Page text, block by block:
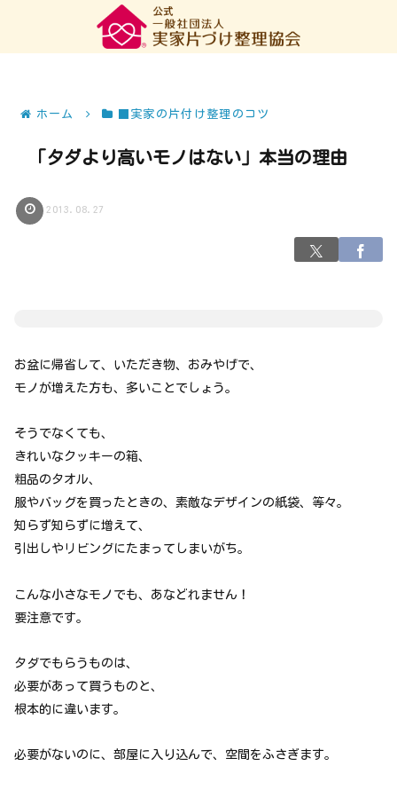
ホーム ■実家の片付け整理のコツ
「タダより高いモノはない」本当の理由
2013.08.27
お盆に帰省して、いただき物、おみやげで、
モノが増えた方も、多いことでしょう。
そうでなくても、
きれいなクッキーの箱、
粗品のタオル、
服やバッグを買ったときの、素敵なデザインの紙袋、等々。
知らず知らずに増えて、
引出しやリビングにたまってしまいがち。
こんな小さなモノでも、あなどれません！
要注意です。
タダでもらうものは、
必要があって買うものと、
根本的に違います。
必要がないのに、部屋に入り込んで、空間をふさぎます。